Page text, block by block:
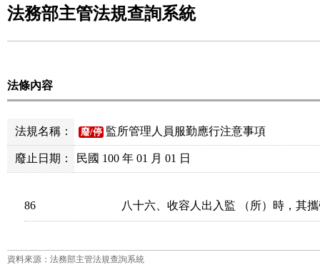
法務部主管法規查詢系統
法條內容
法規名稱： 廢/停 監所管理人員服勤應行注意事項
廢止日期： 民國 100 年 01 月 01 日
86 八十六、收容人出入監 （所）時，其
資料來源：法務部主管法規查詢系統